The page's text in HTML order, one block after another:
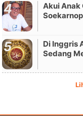
Akui Anak
Di Inggris
Sedang